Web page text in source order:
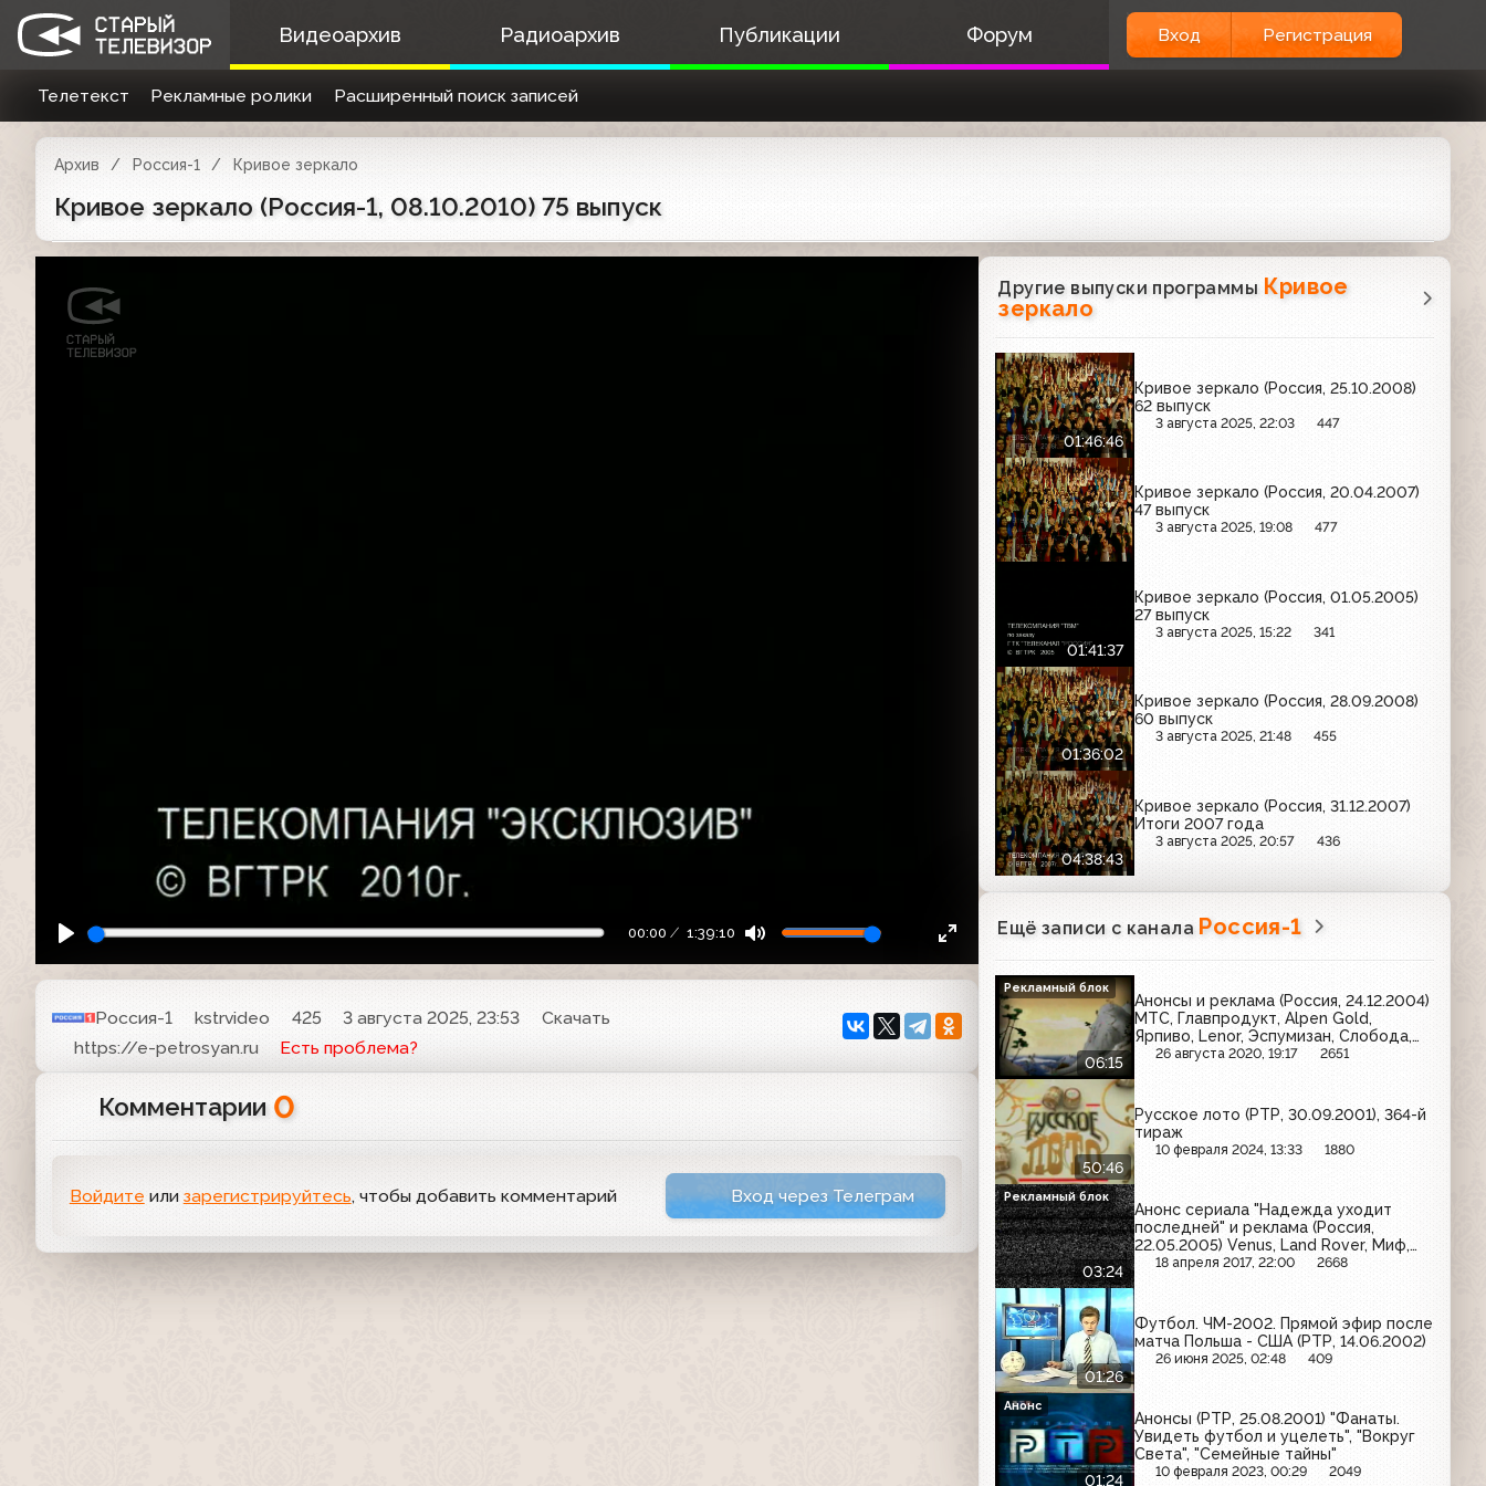
Видеоархив Радиоархив Публикации Форум Вход Регистрация
Телетекст Рекламные ролики Расширенный поиск записей
Архив Россия-1 Кривое зеркало
Кривое зеркало (Россия-1, 08.10.2010) 75 выпуск
00:00 1:39:10
Россия-1 kstrvideo 425 3 августа 2025, 23:53
Скачать
https://e-petrosyan.ru
Есть проблема?
Комментарии 0
Войдите или зарегистрируйтесь, чтобы добавить комментарий Вход через Телеграм
Другие выпуски программы Кривое
зеркало
01:46:46
Кривое зеркало (Россия, 25.10.2008)
62 выпуск
3 августа 2025, 22:03 447
Кривое зеркало (Россия, 20.04.2007)
47 выпуск
3 августа 2025, 19:08 477
01:41:37
Кривое зеркало (Россия, 01.05.2005)
27 выпуск
3 августа 2025, 15:22 341
01:36:02
Кривое зеркало (Россия, 28.09.2008)
60 выпуск
3 августа 2025, 21:48 455
04:38:43
Кривое зеркало (Россия, 31.12.2007)
Итоги 2007 года
3 августа 2025, 20:57 436
Ещё записи с канала Россия-1
06:15
Анонсы и реклама (Россия, 24.12.2004)
МТС, Главпродукт, Alpen Gold,
Ярпиво, Lenor, Эспумизан, Слобода,
Home Credit, Мегафон, Golden Fields,
26 августа 2020, 19:17 2651
Рекламный блок
50:46
Русское лото (РТР, 30.09.2001), 364-й
тираж
10 февраля 2024, 13:33 1880
03:24
Анонс сериала "Надежда уходит
последней" и реклама (Россия,
22.05.2005) Venus, Land Rover, Миф,
Maggi, Tefal, Dirol, Даниссимо
18 апреля 2017, 22:00 2668
Рекламный блок
01:26
Футбол. ЧМ-2002. Прямой эфир после
матча Польша - США (РТР, 14.06.2002)
26 июня 2025, 02:48 409
01:24
Анонсы (РТР, 25.08.2001) "Фанаты.
Увидеть футбол и уцелеть", "Вокруг
Света", "Семейные тайны"
10 февраля 2023, 00:29 2049
Анонс